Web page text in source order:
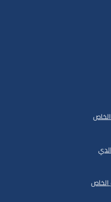
الخاص